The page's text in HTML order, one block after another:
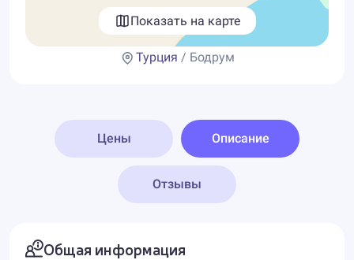
Показать на карте
Турция / Бодрум
Цены Описание
Отзывы
Общая информация